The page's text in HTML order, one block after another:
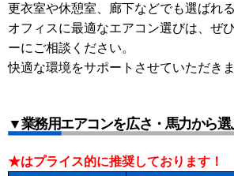
更衣室や休憩室、廊下などでも選ばれる
オフィスに最適なエアコン選びは、ぜ
ーにご相談ください。
快適な環境をサポートさせていただきま
▼業務用エアコンを広さ・馬力から選
★はプライス的に推奨しております！